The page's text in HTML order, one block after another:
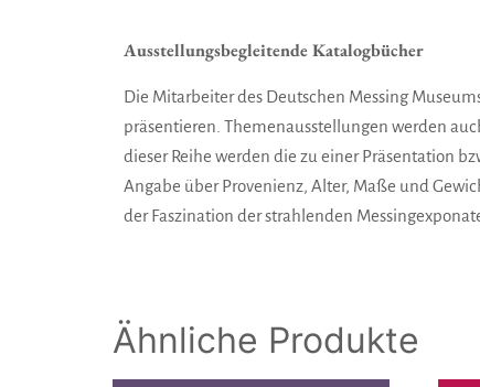
Ausstellungsbegleitende Katalogbücher
Die Mitarbeiter des Deutschen Messing
präsentieren. Themenausstellungen werden
dieser Reihe werden die zu einer Präsentation
Angabe über Provenienz, Alter, Maße und
der Faszination der strahlenden
Ähnliche Produkte